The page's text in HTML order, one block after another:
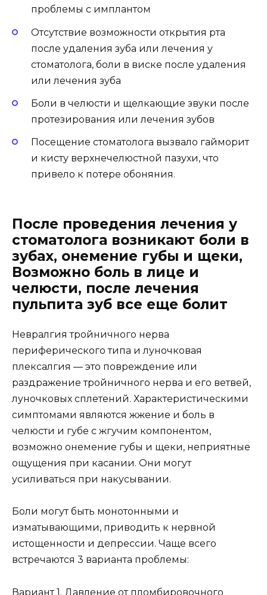
проблемы с имплантом
Отсутствие возможности открытия рта
после удаления зуба или лечения у
стоматолога, боли в виске после удаления
или лечения зуба
Боли в челюсти и щелкающие звуки после
протезирования или лечения зубов
Посещение стоматолога вызвало гайморит
и кисту верхнечелюстной пазухи, что
привело к потере обоняния.
После проведения лечения у
стоматолога возникают боли в
зубах, онемение губы и щеки,
Возможно боль в лице и
челюсти, после лечения
пульпита зуб все еще болит
Невралгия тройничного нерва
периферического типа и луночковая
плексалгия — это повреждение или
раздражение тройничного нерва и его ветвей,
луночковых сплетений. Характеристическими
симптомами являются жжение и боль в
челюсти и губе с жгучим компонентом,
возможно онемение губы и щеки, неприятные
ощущения при касании. Они могут
усиливаться при накусывании.
Боли могут быть монотонными и
изматывающими, приводить к нервной
истощенности и депрессии. Чаще всего
встречаются 3 варианта проблемы:
Вариант 1. Давление от пломбировочного